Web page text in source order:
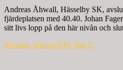
Andreas Åhwall, Hässelby SK,
fjärdeplatsen med 40.40. Johan
sitt livs lopp på den här nivån och
Resultat, terräng-SM, dag 2: